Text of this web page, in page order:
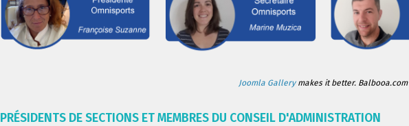
Joomla Gallerymakes it better. Balbooa.com
PRÉSIDENTS DE SECTIONS ET MEMBRES DU CONSEIL D'ADMINISTRATION